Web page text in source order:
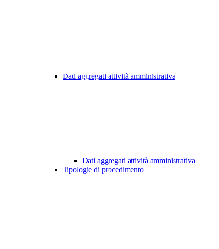
Dati aggregati attività amministrativa
Dati aggregati attività amministrativa
Tipologie di procedimento